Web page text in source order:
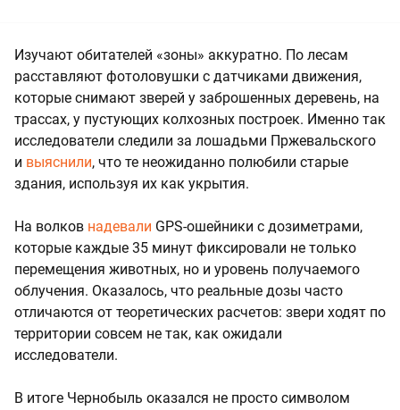
Изучают обитателей «зоны» аккуратно. По лесам
расставляют фотоловушки с датчиками движения,
которые снимают зверей у заброшенных деревень, на
трассах, у пустующих колхозных построек. Именно так
исследователи следили за лошадьми Пржевальского
и выяснили, что те неожиданно полюбили старые
здания, используя их как укрытия.
На волков надевали GPS-ошейники с дозиметрами,
которые каждые 35 минут фиксировали не только
перемещения животных, но и уровень получаемого
облучения. Оказалось, что реальные дозы часто
отличаются от теоретических расчетов: звери ходят по
территории совсем не так, как ожидали
исследователи.
В итоге Чернобыль оказался не просто символом